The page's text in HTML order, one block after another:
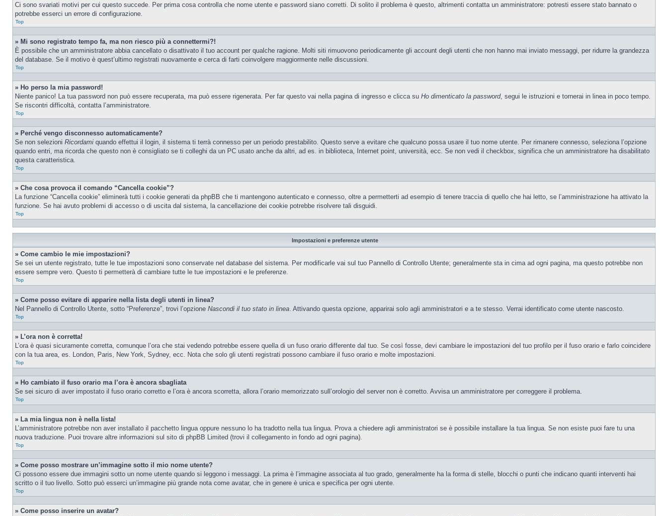
Ci sono svariati motivi per cui questo succede. Per prima cosa controlla che nome utente e password siano corretti. Di solito il problema è questo, altrimenti contatta un amministratore: potresti essere stato bannato o
potrebbe esserci un errore di configurazione.
Top
» Mi sono registrato tempo fa, ma non riesco più a connettermi?!
È possibile che un amministratore abbia cancellato o disattivato il tuo account per qualche ragione. Molti siti rimuovono periodicamente gli account degli utenti che non hanno mai inviato messaggi, per ridurre la grandezza
del database. Se il motivo è quest’ultimo registrati nuovamente e cerca di farti coinvolgere maggiormente nelle discussioni.
Top
» Ho perso la mia password!
Niente panico! La tua password non può essere recuperata, ma può essere rigenerata. Per far questo vai nella pagina di ingresso e clicca su Ho dimenticato la password, segui le istruzioni e tornerai in linea in poco tempo.
Se riscontri difficoltà, contatta l’amministratore.
Top
» Perché vengo disconnesso automaticamente?
Se non selezioni Ricordami quando effettui il login, il sistema ti terrà connesso per un periodo prestabilito. Questo serve a evitare che qualcuno possa usare il tuo nome utente. Per rimanere connesso, seleziona l’opzione
quando entri, ma ricorda che questo non è consigliato se ti colleghi da un PC usato anche da altri, ad es. in biblioteca, Internet point, università, ecc. Se non vedi il checkbox, significa che un amministratore ha disabilitato
questa caratteristica.
Top
» Che cosa provoca il comando “Cancella cookie”?
La funzione “Cancella cookie” eliminerà tutti i cookie generati da phpBB che ti mantengono autenticato e connesso, oltre a permetterti ad esempio di tenere traccia di quello che hai letto, se l’amministrazione ha attivato la
funzione. Se hai avuto problemi di accesso o di uscita dal sistema, la cancellazione dei cookie potrebbe risolvere tali disguidi.
Top
Impostazioni e preferenze utente
» Come cambio le mie impostazioni?
Se sei un utente registrato, tutte le tue impostazioni sono conservate nel database del sistema. Per modificarle vai sul tuo Pannello di Controllo Utente; generalmente sta in cima ad ogni pagina, ma questo potrebbe non
essere sempre vero. Questo ti permetterà di cambiare tutte le tue impostazioni e le preferenze.
Top
» Come posso evitare di apparire nella lista degli utenti in linea?
Nel Pannello di Controllo Utente, sotto “Preferenze”, trovi l’opzione Nascondi il tuo stato in linea. Attivando questa opzione, apparirai solo agli amministratori e a te stesso. Verrai identificato come utente nascosto.
Top
» L’ora non è corretta!
L’ora è quasi sicuramente corretta, comunque l’ora che stai vedendo potrebbe essere quella di un fuso orario differente dal tuo. Se così fosse, devi cambiare le impostazioni del tuo profilo per il fuso orario e farlo coincidere
con la tua area, es. London, Paris, New York, Sydney, ecc. Nota che solo gli utenti registrati possono cambiare il fuso orario e molte impostazioni.
Top
» Ho cambiato il fuso orario ma l’ora è ancora sbagliata
Se sei sicuro di aver impostato il fuso orario corretto e l’ora è ancora scorretta, allora l’orario memorizzato sull’orologio del server non è corretto. Avvisa un amministratore per correggere il problema.
Top
» La mia lingua non è nella lista!
L’amministratore potrebbe non aver installato il pacchetto lingua oppure nessuno lo ha tradotto nella tua lingua. Prova a chiedere agli amministratori se è possibile installare la tua lingua. Se non esiste puoi fare tu una
nuova traduzione. Puoi trovare altre informazioni sul sito di phpBB Limited (trovi il collegamento in fondo ad ogni pagina).
Top
» Come posso mostrare un’immagine sotto il mio nome utente?
Ci possono essere due immagini sotto un nome utente quando si leggono i messaggi. La prima è l’immagine associata al tuo grado, generalmente ha la forma di stelle, blocchi o punti che indicano quanti interventi hai
scritto o il tuo livello. Sotto può esserci un’immagine più grande nota come avatar, che in genere è unica e specifica per ogni utente.
Top
» Come posso inserire un avatar?